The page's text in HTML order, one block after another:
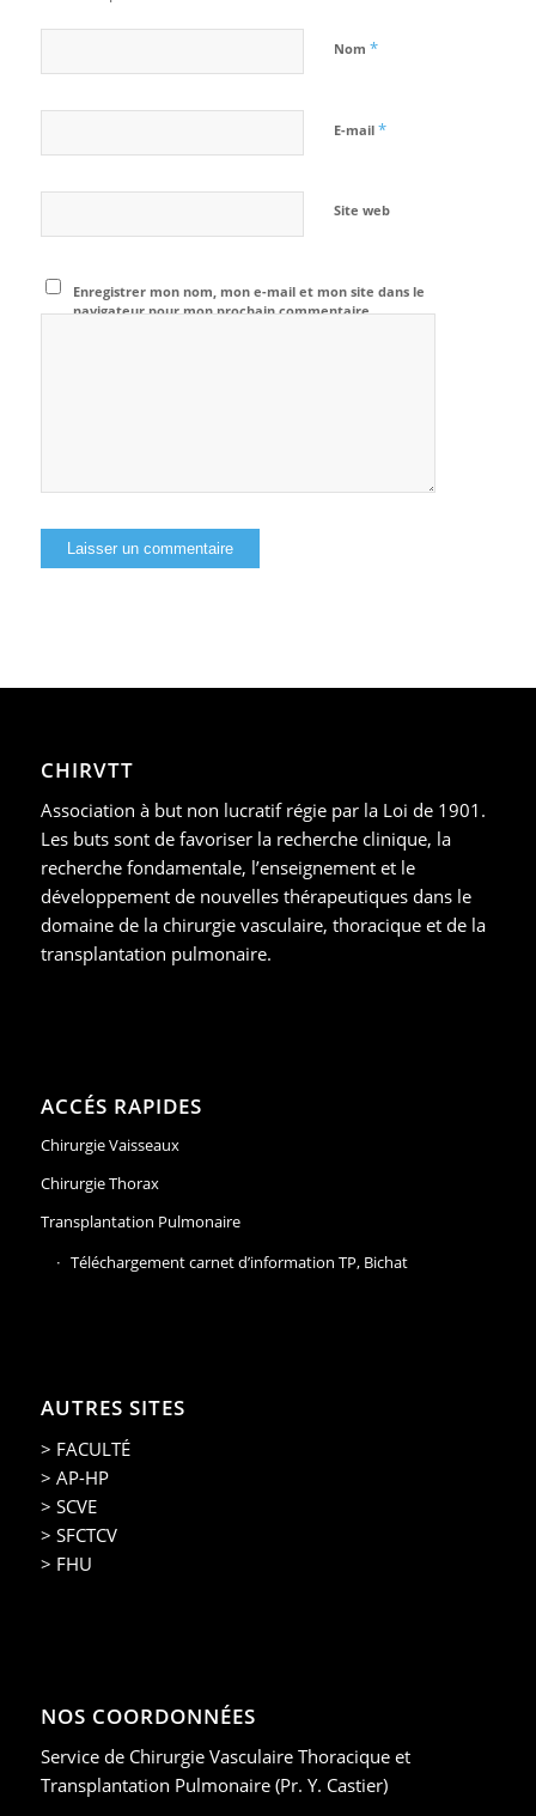
Nom *
E-mail *
Site web
Enregistrer mon nom, mon e-mail et mon site dans le
navigateur pour mon prochain commentaire.
CHIRVTT
Association à but non lucratif régie par la Loi de 1901.
Les buts sont de favoriser la recherche clinique, la
recherche fondamentale, l’enseignement et le
développement de nouvelles thérapeutiques dans le
domaine de la chirurgie vasculaire, thoracique et de la
transplantation pulmonaire.
ACCÉS RAPIDES
Chirurgie Vaisseaux
Chirurgie Thorax
Transplantation Pulmonaire
Téléchargement carnet d’information TP, Bichat
AUTRES SITES
> FACULTÉ
> AP-HP
> SCVE
> SFCTCV
> FHU
NOS COORDONNÉES
Service de Chirurgie Vasculaire Thoracique et
Transplantation Pulmonaire (Pr. Y. Castier)